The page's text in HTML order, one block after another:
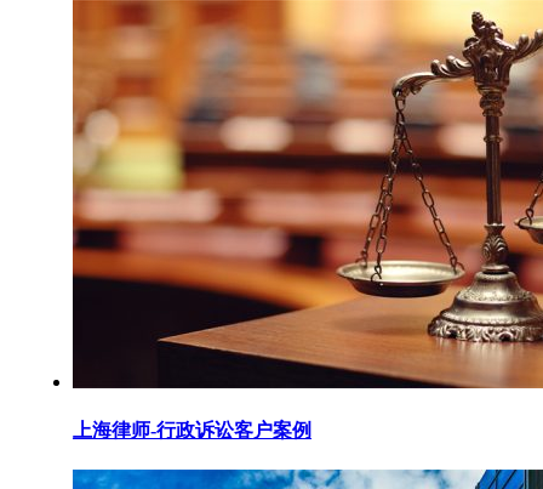
上海律师-行政诉讼客户案例